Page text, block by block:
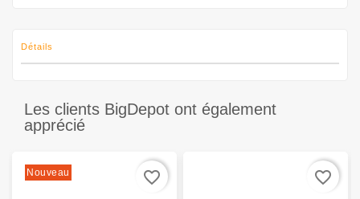
Détails
Les clients BigDepot ont également
apprécié
Nouveau favorite_border favorite_border